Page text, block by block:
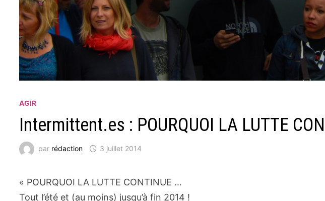
AGIR
Intermittent.es : POURQUOI LA LUTTE
par rédaction 3 juillet 2014
« POURQUOI LA LUTTE CONTINUE …
Tout l’été et (au moins) jusqu’à fin 2014 !